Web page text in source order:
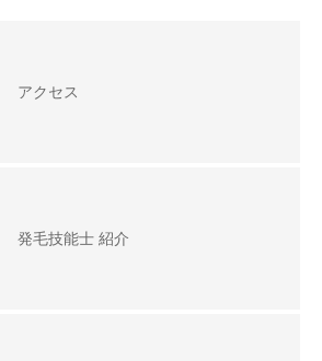
アクセス
発毛技能士 紹介